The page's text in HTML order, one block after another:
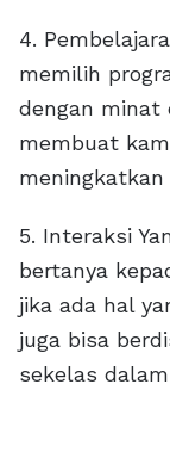
4.
memilih
dengan minat
membuat
5. Interaksi
bertanya
jika ada hal
juga bisa
sekelas